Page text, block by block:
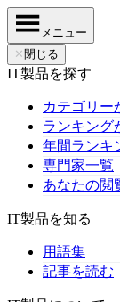
メニュー
✕ 閉じる
IT製品を探す
カテゴリー
ランキング
年間ランキ
専門家一覧
あなたの閲
IT製品を知る
用語集
記事を読む